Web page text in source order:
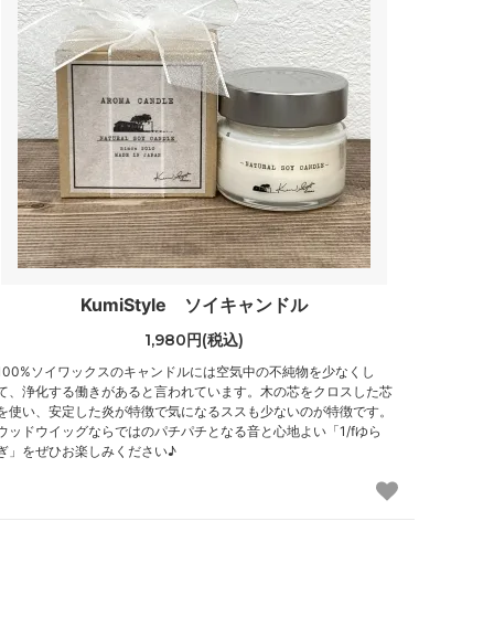
KumiStyle ソイキャンドル
1,980円(税込)
ソイワックスのキャンドルには空気中の不純物を少なくし
、浄化する働きがあると言われています。木の芯をクロスした芯
使い、安定した炎が特徴で気になるススも少ないのが特徴です。
ッドウイッグならではのパチパチとなる音と心地よい「1/fゆら
」をぜひお楽しみください♪